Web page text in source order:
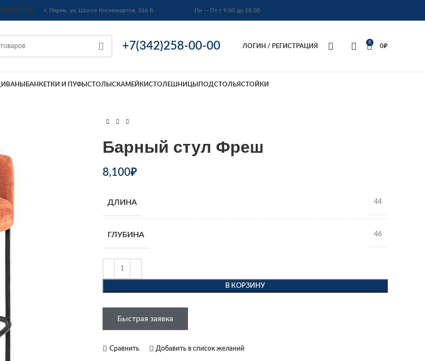
МОДЕЛИ г. Пермь, ул. Шоссе Космонавтов, 316 Б Пн — Пт с 9.00 до 18.00
+7(342)258-00-00 ЛОГИН / РЕГИСТРАЦИЯ
0
0₽
БАНКЕТКИ И ПУФЫ СТОЛЫ СКАМЕЙКИСТОЛЕШНИЦЫ ПОДСТОЛЬЯ СТОЙКИ
Барный стул Фреш
8,100₽
ДЛИНА 44
ГЛУБИНА 46
В КОРЗИНУ
Быстрая заявка
Сравнить Добавить в список желаний